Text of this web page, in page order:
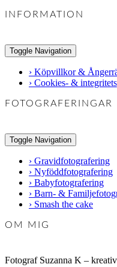
INFORMATION
Toggle Navigation
› Köpvillkor &
› Cookies- &
FOTOGRAFERINGAR
Toggle Navigation
› Gravidfotografering
› Nyföddfotografering
› Babyfotografering
› Barn- &
› Smash the cake
OM MIG
Fotograf Suzanna K –